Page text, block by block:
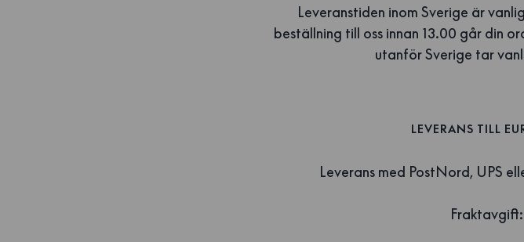
Leveranstiden inom Sverige är
beställning till oss innan 13.00 går din
utanför Sverige tar
LEVERANS TILL
Leverans med PostNord, UPS